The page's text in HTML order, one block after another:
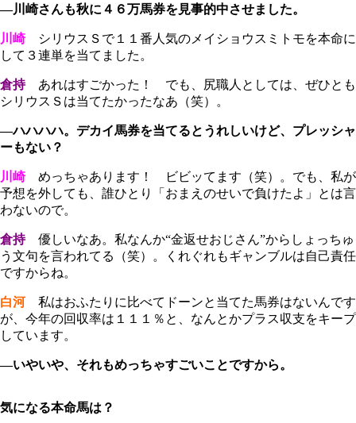
―川崎さんも秋に４６万馬券を見事的中させました。
川崎シリウスＳで１１番人気のメイショウスミトモを本命に
して３連単を当てました。
倉持あれはすごかった！ でも、尻職人としては、ぜひとも
シリウスＳは当てたかったなあ（笑）。
―ハハハハ。デカイ馬券を当てるとうれしいけど、プレッシャ
ーもない？
川崎めっちゃあります！ ビビッてます（笑）。でも、私が
予想を外しても、誰ひとり「おまえのせいで負けたよ」とは言
わないので。
倉持優しいなあ。私なんか“金返せおじさん”からしょっちゅ
う文句を言われてる（笑）。くれぐれもギャンブルは自己責任
ですからね。
白河私はおふたりに比べてドーンと当てた馬券はないんです
が、今年の回収率は１１１％と、なんとかプラス収支をキープ
しています。
―いやいや、それもめっちゃすごいことですから。
気になる本命馬は？